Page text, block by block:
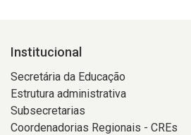
Institucional
Secretária da Educação
Estrutura administrativa
Subsecretarias
Coordenadorias Regionais - CREs